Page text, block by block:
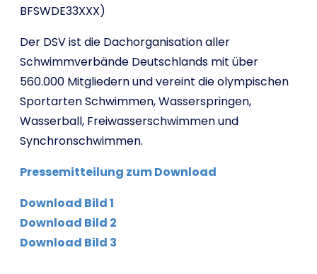
BFSWDE33XXX)
Der DSV ist die Dachorganisation aller
Schwimmverbände Deutschlands mit über
560.000 Mitgliedern und vereint die olympischen
Sportarten Schwimmen, Wasserspringen,
Wasserball, Freiwasserschwimmen und
Synchronschwimmen.
Pressemitteilung zum Download
Download Bild 1
Download Bild 2
Download Bild 3